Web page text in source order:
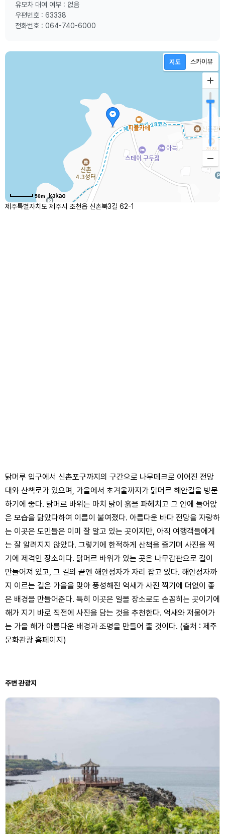
유모차 대여 여부 : 없음
우편번호 : 63338
전화번호 : 064-740-6000
50m
제주특별자치도 제주시 조천읍 신촌북3길 62-1
닭머루 입구에서 신촌포구까지의 구간으로 나무데크로 이어진 전망
대와 산책로가 있으며, 가을에서 초겨울까지가 닭머르 해안길을 방문
하기에 좋다. 닭머르 바위는 마치 닭이 흙을 파헤치고 그 안에 들어앉
은 모습을 닮았다하여 이름이 붙여졌다. 아름다운 바다 전망을 자랑하
는 이곳은 도민들은 이미 잘 알고 있는 곳이지만, 아직 여행객들에게
는 잘 알려지지 않았다. 그렇기에 한적하게 산책을 즐기며 사진을 찍
기에 제격인 장소이다. 닭머르 바위가 있는 곳은 나무갑판으로 길이
만들어져 있고, 그 길의 끝엔 해안정자가 자리 잡고 있다. 해안정자까
지 이르는 길은 가을을 맞아 풍성해진 억새가 사진 찍기에 더없이 좋
은 배경을 만들어준다. 특히 이곳은 일몰 장소로도 손꼽히는 곳이기에
해가 지기 바로 직전에 사진을 담는 것을 추천한다. 억새와 저물어가
는 가을 해가 아름다운 배경과 조명을 만들어 줄 것이다. (출처 : 제주
문화관광 홈페이지)
주변 관광지